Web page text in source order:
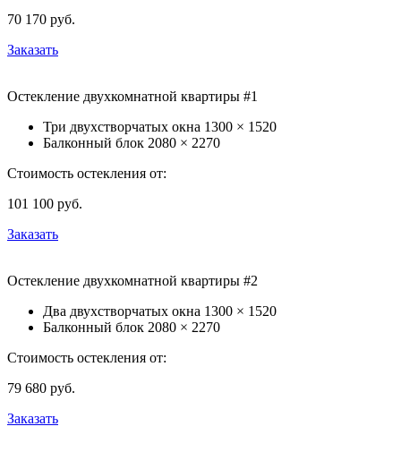
70 170 руб.
Заказать
Остекление двухкомнатной квартиры #1
Три двухстворчатых окна 1300 × 1520
Балконный блок 2080 × 2270
Стоимость остекления от:
101 100 руб.
Заказать
Остекление двухкомнатной квартиры #2
Два двухстворчатых окна 1300 × 1520
Балконный блок 2080 × 2270
Стоимость остекления от:
79 680 руб.
Заказать